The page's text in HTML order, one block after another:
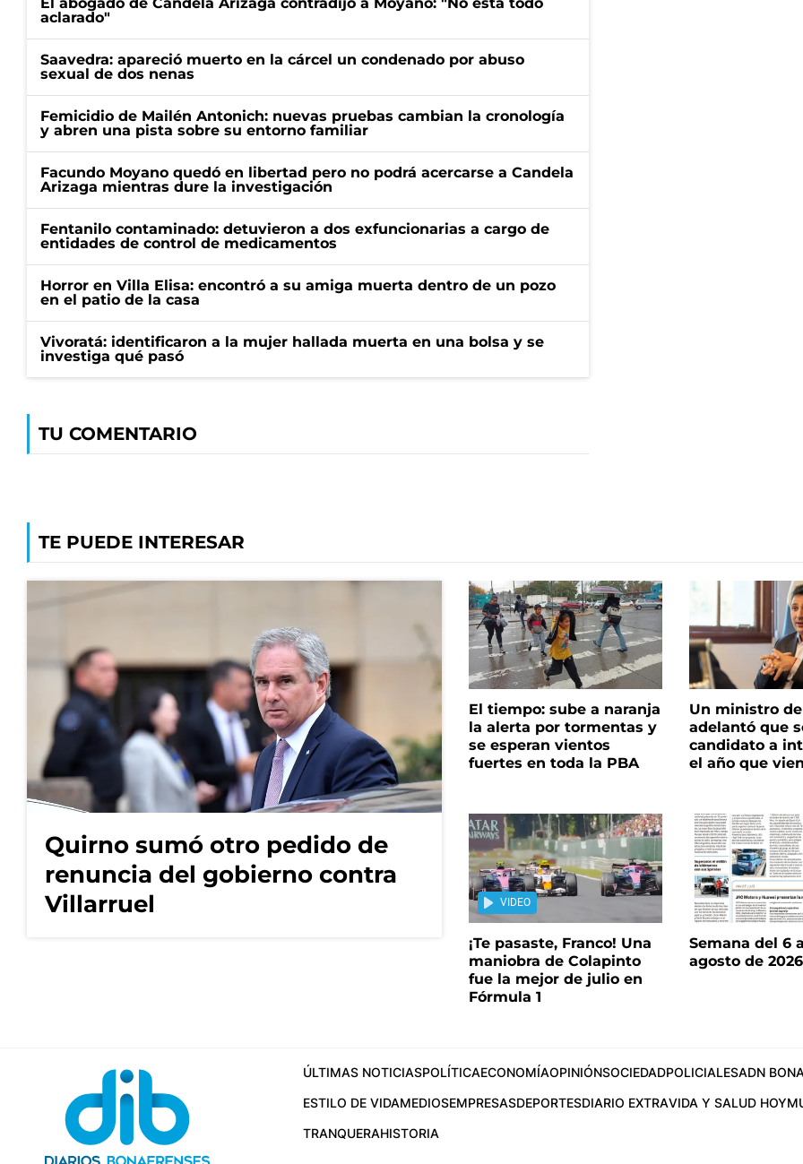
aclarado"
Saavedra: apareció muerto en la cárcel un condenado por abuso
sexual de dos nenas
Femicidio de Mailén Antonich: nuevas pruebas cambian la cronología
y abren una pista sobre su entorno familiar
Facundo Moyano quedó en libertad pero no podrá acercarse a Candela
Arizaga mientras dure la investigación
Fentanilo contaminado: detuvieron a dos exfuncionarias a cargo de
entidades de control de medicamentos
Horror en Villa Elisa: encontró a su amiga muerta dentro de un pozo
en el patio de la casa
Vivoratá: identificaron a la mujer hallada muerta en una bolsa y se
investiga qué pasó
TU COMENTARIO
TE PUEDE INTERESAR
Quirno sumó otro pedido de
renuncia del gobierno contra
Villarruel
El tiempo: sube a naranja
la alerta por tormentas y
se esperan vientos
fuertes en toda la PBA
Un ministro
adelantó que
candidato a
el año que
VIDEO
¡Te pasaste, Franco! Una
maniobra de Colapinto
fue la mejor de julio en
Fórmula 1
Semana del 6
agosto de 2026
ÚLTIMAS NOTICIASPOLÍTICAECONOMÍAOPINIÓNSOCIEDADPOLICIALESADN
ESTILO DE VIDAMEDIOSEMPRESASDEPORTESDIARIO EXTRAVIDA Y SALUD HOY
TRANQUERAHISTORIA